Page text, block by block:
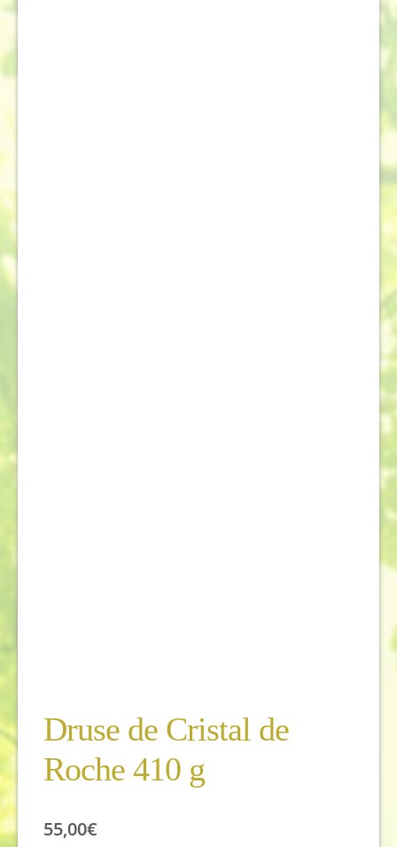
Druse de Cristal de
Roche 410 g
55,00€